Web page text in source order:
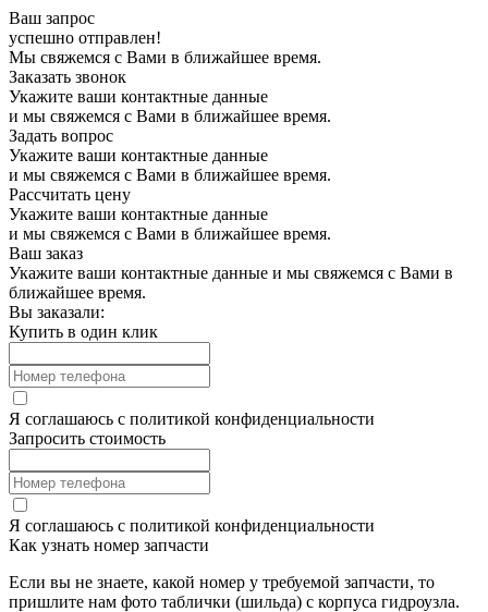
Ваш запрос
успешно отправлен!
Мы свяжемся с Вами в ближайшее время.
Заказать звонок
Укажите ваши контактные данные
и мы свяжемся с Вами в ближайшее время.
Задать вопрос
Укажите ваши контактные данные
и мы свяжемся с Вами в ближайшее время.
Рассчитать цену
Укажите ваши контактные данные
и мы свяжемся с Вами в ближайшее время.
Ваш заказ
Укажите ваши контактные данные и мы свяжемся с Вами в
ближайшее время.
Вы заказали:
Купить в один клик
Я соглашаюсь с политикой конфиденциальности
Запросить стоимость
Я соглашаюсь с политикой конфиденциальности
Как узнать номер запчасти
Если вы не знаете, какой номер у требуемой запчасти, то
пришлите нам фото таблички (шильда) с корпуса гидроузла.